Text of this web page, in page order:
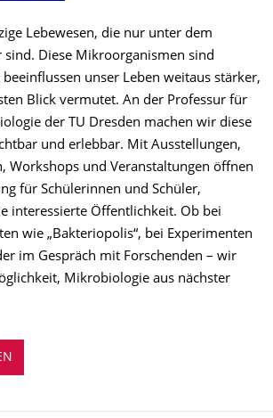
Lebewesen, die nur unter dem
Diese Mikroorganismen sind
unser Leben weitaus stärker,
Blick vermutet. An der Professur für
der TU Dresden machen wir diese
und erlebbar. Mit Ausstellungen,
Workshops und Veranstaltungen öffnen
für Schülerinnen und Schüler,
interessierte Öffentlichkeit. Ob bei
wie „Bakteriopolis“, bei Experimenten
im Gespräch mit Forschenden – wir
Mikrobiologie aus nächster